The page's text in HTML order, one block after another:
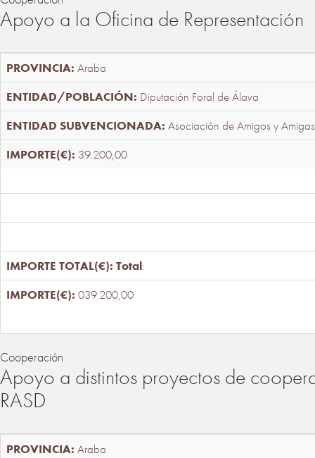
Apoyo a la Oficina de Representación
Araba
Diputación Foral de Álava
Asociación de Amigos y
39.200,00
Total:
039.200,00
Cooperación
Apoyo a distintos proyectos de
RASD
Araba